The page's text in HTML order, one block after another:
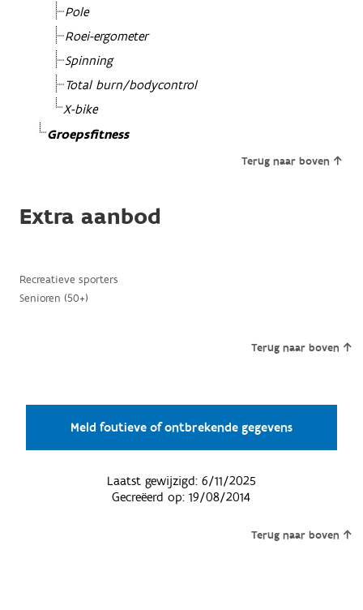
Pole
Roei-ergometer
Spinning
Total burn/bodycontrol
X-bike
Groepsfitness
Terug naar boven
Extra aanbod
Recreatieve sporters
Senioren (50+)
Terug naar boven
Meld foutieve of ontbrekende gegevens
Laatst gewijzigd: 6/11/2025
Gecreëerd op:19/08/2014
Terug naar boven